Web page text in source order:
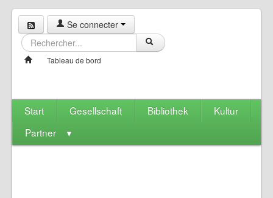
Se connecter
Tableau de bord
Start Gesellschaft Bibliothek
Kultur
Partner
▼